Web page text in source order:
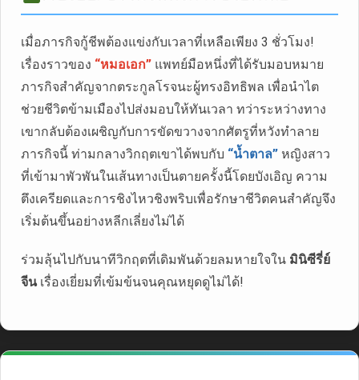
เมื่อภารกิจกู้ชีพต้องแข่งกับเวลาที่เหลือเพียง 3 ชั่วโมง!
เรื่องราวของ “หมอเอก” แพทย์มือหนึ่งที่ได้รับมอบหมาย
ภารกิจสำคัญจากตระกูลโรจนะผู้ทรงอิทธิพล เพื่อนำไต
ช่วยชีวิตข้ามเมืองไปส่งมอบให้ทันเวลา ทว่าระหว่างทาง
เขากลับต้องเผชิญกับการขัดขวางจากศัตรูที่หวังทำลาย
ภารกิจนี้ ท่ามกลางวิกฤตเขาได้พบกับ “น้ำตาล” หญิงสาว
ที่เข้ามาพัวพันในเส้นทางเป็นตายครั้งนี้โดยบังเอิญ ความ
ตึงเครียดและการชิงไหวชิงพริบเพื่อรักษาชีวิตคนสำคัญจึง
เริ่มต้นขึ้นอย่างหลีกเลี่ยงไม่ได้
ร่วมลุ้นไปกับนาทีวิกฤตที่เดิมพันด้วยลมหายใจใน มินิซีรี่ย์
จีนเรื่องเยี่ยมที่เข้มข้นจนคุณหยุดดูไม่ได้!